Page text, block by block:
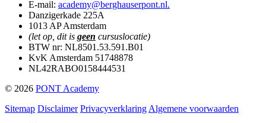
E-mail: academy@berghauserpont.nl.
Danzigerkade 225A
1013 AP Amsterdam
(let op, dit is geen cursuslocatie)
BTW nr: NL8501.53.591.B01
KvK Amsterdam 51748878
NL42RABO0158444531
© 2026 PONT Academy
Sitemap Disclaimer Privacyverklaring Algemene voorwaarden